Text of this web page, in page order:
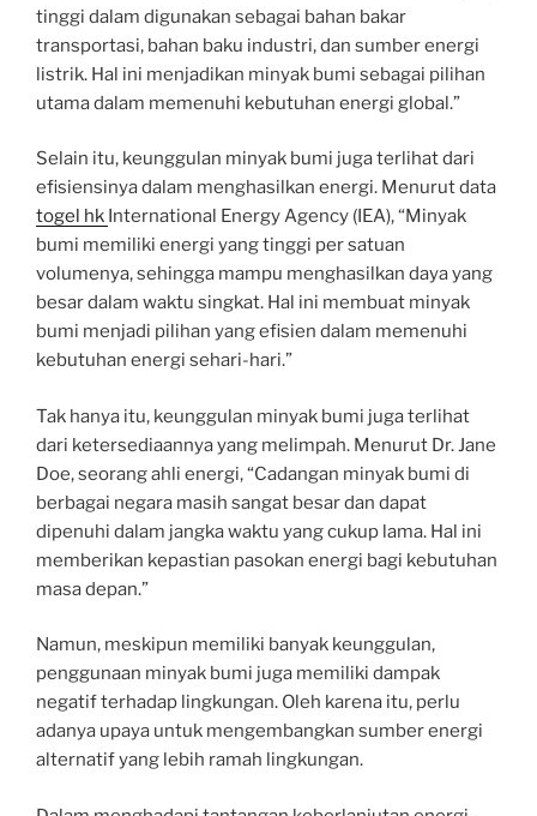
tinggi dalam digunakan sebagai bahan bakar
transportasi, bahan baku industri, dan sumber energi
listrik. Hal ini menjadikan minyak bumi sebagai pilihan
utama dalam memenuhi kebutuhan energi global.”
Selain itu, keunggulan minyak bumi juga terlihat dari
efisiensinya dalam menghasilkan energi. Menurut data
togel hk International Energy Agency (IEA), “Minyak
bumi memiliki energi yang tinggi per satuan
volumenya, sehingga mampu menghasilkan daya yang
besar dalam waktu singkat. Hal ini membuat minyak
bumi menjadi pilihan yang efisien dalam memenuhi
kebutuhan energi sehari-hari.”
Tak hanya itu, keunggulan minyak bumi juga terlihat
dari ketersediaannya yang melimpah. Menurut Dr. Jane
Doe, seorang ahli energi, “Cadangan minyak bumi di
berbagai negara masih sangat besar dan dapat
dipenuhi dalam jangka waktu yang cukup lama. Hal ini
memberikan kepastian pasokan energi bagi kebutuhan
masa depan.”
Namun, meskipun memiliki banyak keunggulan,
penggunaan minyak bumi juga memiliki dampak
negatif terhadap lingkungan. Oleh karena itu, perlu
adanya upaya untuk mengembangkan sumber energi
alternatif yang lebih ramah lingkungan.